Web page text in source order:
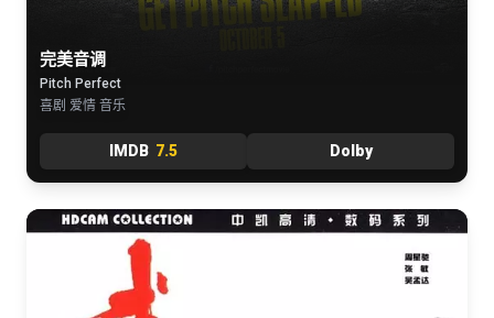
完美音调
Pitch Perfect
喜剧 爱情 音乐
IMDB 7.5 Dolby